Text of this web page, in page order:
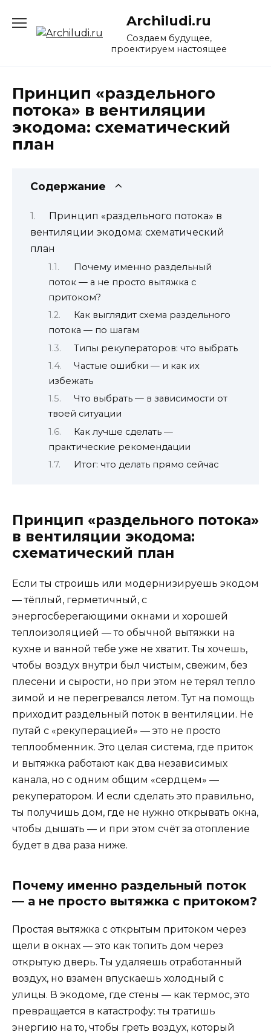
содержанию
Archiludi.ru
Создаем будущее,
проектируем настоящее
Принцип «раздельного
потока» в вентиляции
экодома: схематический
план
Содержание
Принцип «раздельного потока» в
вентиляции экодома: схематический
план
Почему именно раздельный
поток — а не просто вытяжка с
притоком?
Как выглядит схема раздельного
потока — по шагам
Типы рекуператоров: что выбрать
Частые ошибки — и как их
избежать
Что выбрать — в зависимости от
твоей ситуации
Как лучше сделать —
практические рекомендации
Итог: что делать прямо сейчас
Принцип «раздельного потока»
в вентиляции экодома:
схематический план
Если ты строишь или модернизируешь экодом
— тёплый, герметичный, с
энергосберегающими окнами и хорошей
теплоизоляцией — то обычной вытяжки на
кухне и ванной тебе уже не хватит. Ты хочешь,
чтобы воздух внутри был чистым, свежим, без
плесени и сырости, но при этом не терял тепло
зимой и не перегревался летом. Тут на помощь
приходит раздельный поток в вентиляции. Не
путай с «рекуперацией» — это не просто
теплообменник. Это целая система, где приток
и вытяжка работают как два независимых
канала, но с одним общим «сердцем» —
рекуператором. И если сделать это правильно,
ты получишь дом, где не нужно открывать окна,
чтобы дышать — и при этом счёт за отопление
будет в два раза ниже.
Почему именно раздельный поток
— а не просто вытяжка с притоком?
Простая вытяжка с открытым притоком через
щели в окнах — это как топить дом через
открытую дверь. Ты удаляешь отработанный
воздух, но взамен впускаешь холодный с
улицы. В экодоме, где стены — как термос, это
превращается в катастрофу: ты тратишь
энергию на то, чтобы греть воздух, который